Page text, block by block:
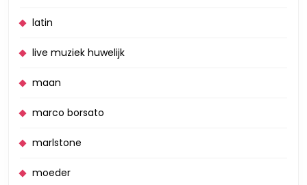
latin
live muziek huwelijk
maan
marco borsato
marlstone
moeder